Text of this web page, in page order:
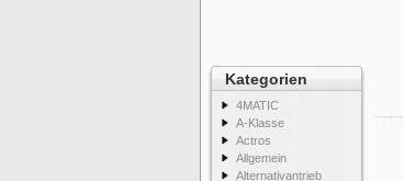
Kategorien
4MATIC
A-Klasse
Actros
Allgemein
Alternativantrieb